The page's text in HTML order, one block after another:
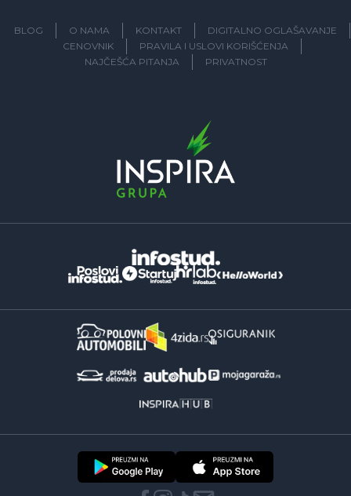
BLOG O NAMA KONTAKT
DIGITALNO OGLAŠAVANJE
CENOVNIK
PRAVILA I USLOVI KORIŠĆENJA
NAJČEŠĆA PITANJA
PRIVATNOST